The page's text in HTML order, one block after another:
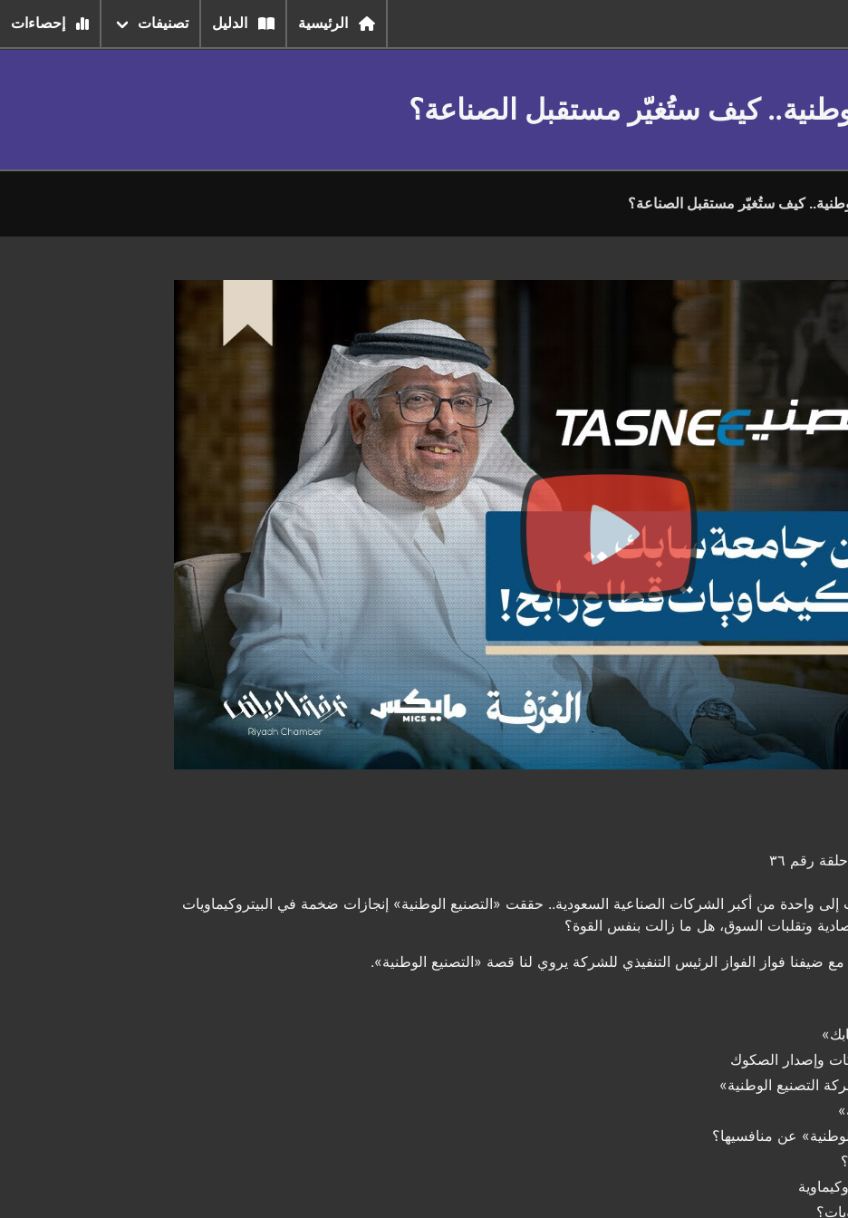
الرئيسية الدليل تصنيفات إحصاءات
كيف ستُغيّر مستقبل الصناعة؟
كيف ستُغيّر مستقبل الصناعة؟
رقم ٣٦
إلى واحدة من أكبر الشركات الصناعية السعودية.. حققت «التصنيع الوطنية» إنجازات ضخمة في البيتروكيماويات
وتقلبات السوق، هل ما زالت بنفس القوة؟
ضيفنا فواز الفواز الرئيس التنفيذي للشركة يروي لنا قصة «التصنيع الوطنية».
وإصدار الصكوك
التصنيع الوطنية»
عن منافسيها؟